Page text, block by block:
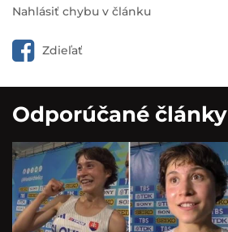
Nahlásiť chybu v článku
Zdieľať
Odporúčané články